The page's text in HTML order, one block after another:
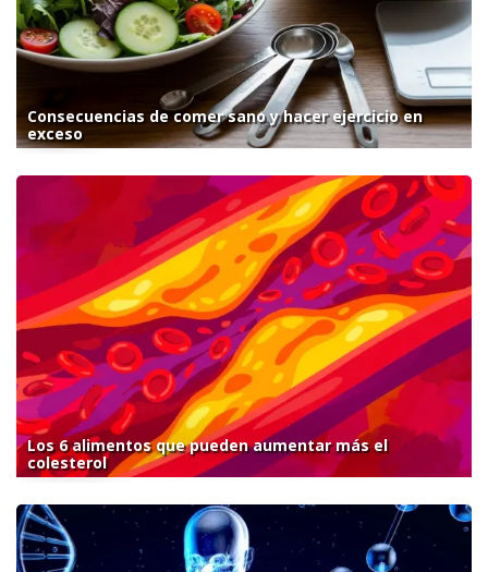
Consecuencias de comer sano y hacer ejercicio en
exceso
Los 6 alimentos que pueden aumentar más el
colesterol